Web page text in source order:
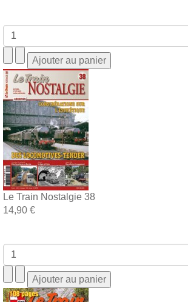
Le Train Nostalgie 38
14,90 €